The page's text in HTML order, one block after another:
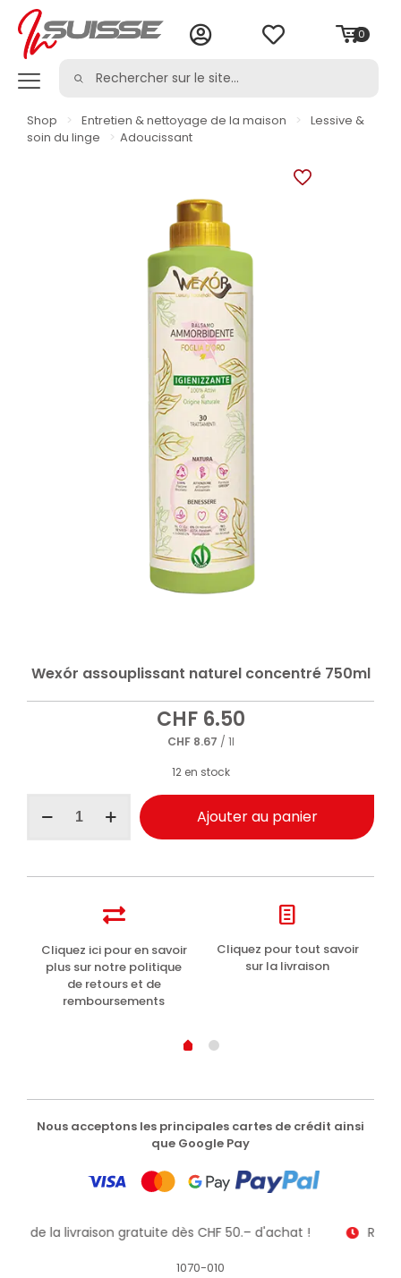
0
Shop > Entretien & nettoyage de la maison >
Lessive &
soin du linge
> Adoucissant
Wexór assouplissant naturel concentré 750ml
CHF6.50
CHF8.67 / 1l
12 en stock
Ajouter au panier
Cliquez ici pour en savoir
plus sur notre politique
de retours et de
remboursements
Cliquez pour tout savoir
sur la livraison
Nous acceptons les principales cartes de crédit ainsi
que Google Pay
de la livraison gratuite dès CHF 50.– d'achat !
1070-010